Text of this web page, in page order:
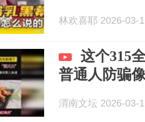
林欢喜耶 2026-03-
这个315
普通人防骗
渭南文坛 2026-03-